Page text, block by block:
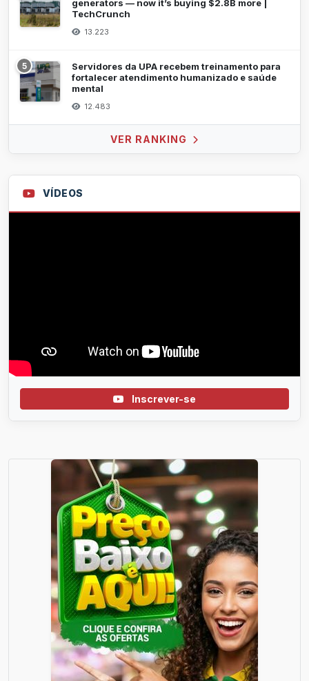
generators — now it’s buying $2.8B more |
TechCrunch
13.223
5
Servidores da UPA recebem treinamento para
fortalecer atendimento humanizado e saúde
mental
12.483
VER RANKING
VÍDEOS
Inscrever-se